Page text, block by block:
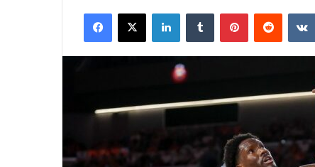
email
Facebook
X LinkedInTumblr PinterestReddit